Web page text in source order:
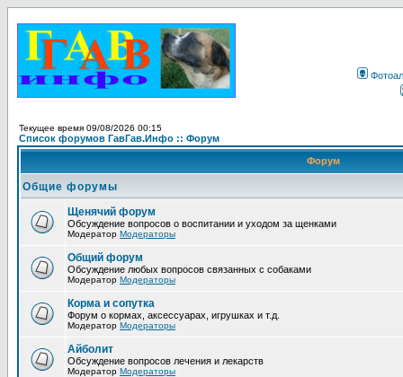
Текущее время 09/08/2026 00:15
Список форумов ГавГав.Инфо :: Форум
Форум
Общие форумы
Щенячий форум
Обсуждение вопросов о воспитании и уходом за щенками
Модератор Модераторы
Общий форум
Обсуждение любых вопросов связанных с собаками
Модератор Модераторы
Корма и сопутка
Форум о кормах, аксессуарах, игрушках и т.д.
Модератор Модераторы
Айболит
Обсуждение вопросов лечения и лекарств
Модератор Модераторы